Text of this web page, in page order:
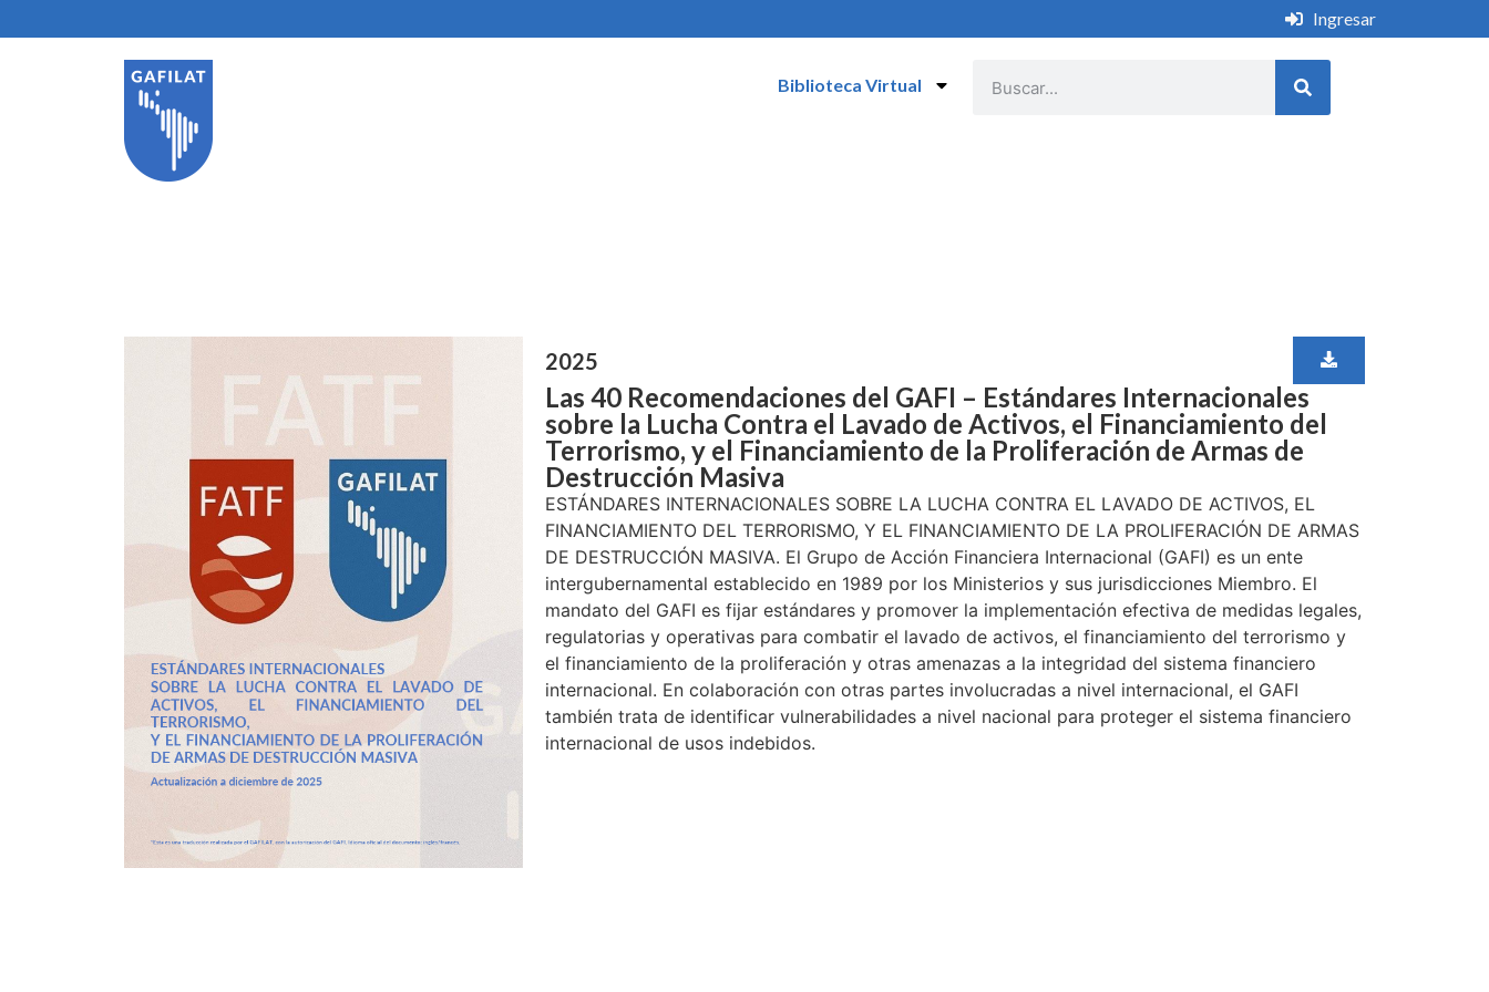
Ingresar
Biblioteca Virtual
2025
Las 40 Recomendaciones del GAFI – Estándares Internacionales
sobre la Lucha Contra el Lavado de Activos, el Financiamiento del
Terrorismo, y el Financiamiento de la Proliferación de Armas de
Destrucción Masiva
ESTÁNDARES INTERNACIONALES SOBRE LA LUCHA CONTRA EL LAVADO DE ACTIVOS, EL
FINANCIAMIENTO DEL TERRORISMO, Y EL FINANCIAMIENTO DE LA PROLIFERACIÓN DE ARMAS
DE DESTRUCCIÓN MASIVA. El Grupo de Acción Financiera Internacional (GAFI) es un ente
intergubernamental establecido en 1989 por los Ministerios y sus jurisdicciones Miembro. El
mandato del GAFI es fijar estándares y promover la implementación efectiva de medidas legales,
regulatorias y operativas para combatir el lavado de activos, el financiamiento del terrorismo y
el financiamiento de la proliferación y otras amenazas a la integridad del sistema financiero
internacional. En colaboración con otras partes involucradas a nivel internacional, el GAFI
también trata de identificar vulnerabilidades a nivel nacional para proteger el sistema financiero
internacional de usos indebidos.